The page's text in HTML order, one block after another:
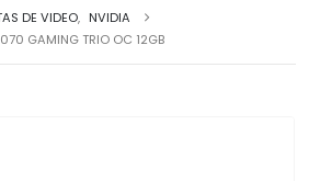
DE VIDEO, NVIDIA
GAMING TRIO OC 12GB